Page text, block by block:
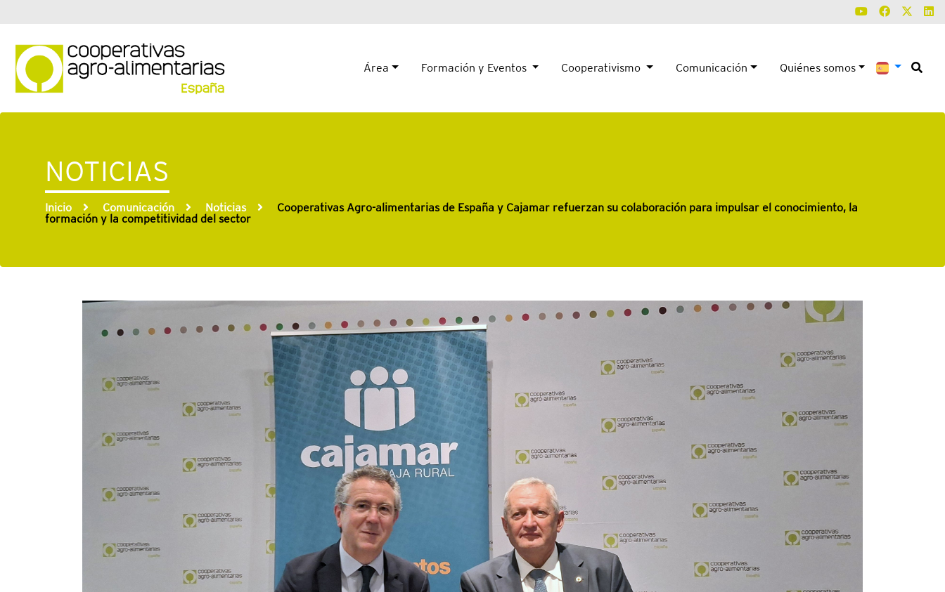
Área Formación y Eventos Cooperativismo Comunicación Quiénes somos
NOTICIAS
Inicio Comunicación Noticias
Cooperativas Agro-alimentarias de España y Cajamar refuerzan su colaboración para impulsar el conocimiento, la
formación y la competitividad del sector